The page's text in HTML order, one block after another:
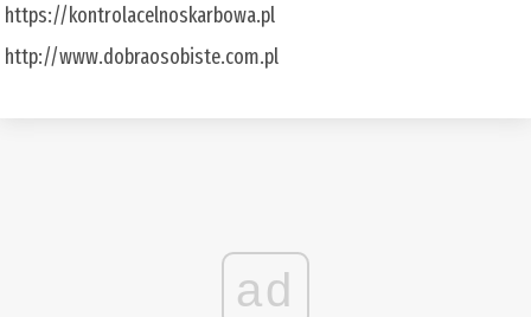
https://kontrolacelnoskarbowa.pl
http://www.dobraosobiste.com.pl
ad